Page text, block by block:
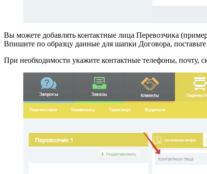
Вы можете добавлять контактные лица Перевозчика
Впишите по образцу данные для шапки Договора, поставьте
При необходимости укажите контактные телефоны, почту,